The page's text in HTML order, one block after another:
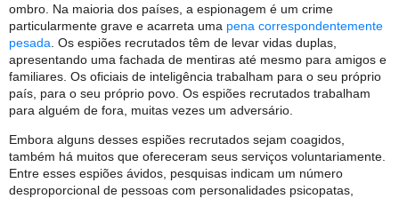
ombro. Na maioria dos países, a espionagem é um crime
particularmente grave e acarreta uma pena correspondentemente
pesada . Os espiões recrutados têm de levar vidas duplas,
apresentando uma fachada de mentiras até mesmo para amigos e
familiares. Os oficiais de inteligência trabalham para o seu próprio
país, para o seu próprio povo. Os espiões recrutados trabalham
para alguém de fora, muitas vezes um adversário.
Embora alguns desses espiões recrutados sejam coagidos,
também há muitos que ofereceram seus serviços voluntariamente.
Entre esses espiões ávidos, pesquisas indicam um número
desproporcional de pessoas com personalidades psicopatas,